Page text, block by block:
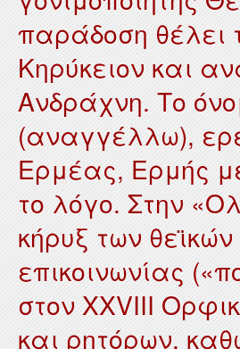
παράδοση θέλει
Κηρύκειον και
Ανδράχνη. Το
(αναγγέλλω),
Ερμέας, Ερμής
το λόγο. Στην
κήρυξ των
επικοινωνίας
στον XXVIII
και ρητόρων,